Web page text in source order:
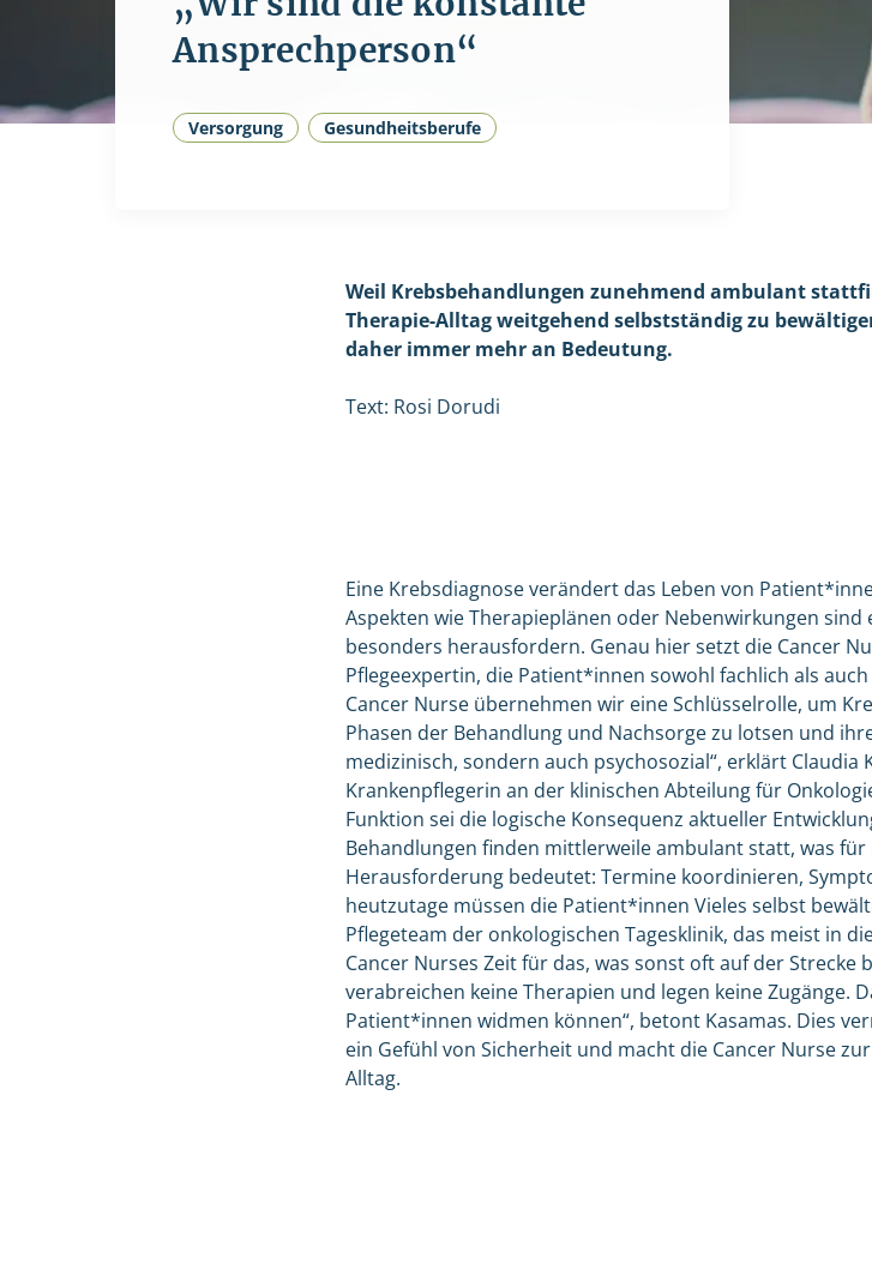
Ansprechperson“
Versorgung Gesundheitsberufe
Weil Krebsbehandlungen zunehmend ambulant
Therapie-Alltag weitgehend selbstständig zu
daher immer mehr an Bedeutung.
Text: Rosi Dorudi
Eine Krebsdiagnose verändert das Leben von
Aspekten wie Therapieplänen oder Nebenwirkungen sind
besonders herausfordern. Genau hier setzt die Cancer
Pflegeexpertin, die Patient*innen sowohl fachlich als
Cancer Nurse übernehmen wir eine Schlüsselrolle, um
Phasen der Behandlung und Nachsorge zu lotsen und
medizinisch, sondern auch psychosozial“, erklärt
Krankenpflegerin an der klinischen Abteilung für
Funktion sei die logische Konsequenz aktueller
Behandlungen finden mittlerweile ambulant statt, was
Herausforderung bedeutet: Termine koordinieren,
heutzutage müssen die Patient*innen Vieles selbst
Pflegeteam der onkologischen Tagesklinik, das meist in
Cancer Nurses Zeit für das, was sonst oft auf der Strecke
verabreichen keine Therapien und legen keine Zugänge.
Patient*innen widmen können“, betont Kasamas. Dies
ein Gefühl von Sicherheit und macht die Cancer Nurse
Alltag.